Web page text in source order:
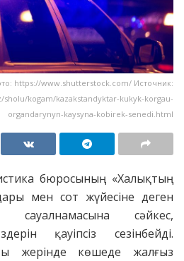
https://www.shutterstock.com/ Источник:
kogam/kazakstandyktar-kukyk-korgau-
organdarynyn-kaysyna-kobirek-senedi.html
бюросының «Халықтың
мен сот жүйесіне деген
сауалнамасына сәйкес,
қауіпсіз сезінбейді.
жерінде көшеде жалғыз